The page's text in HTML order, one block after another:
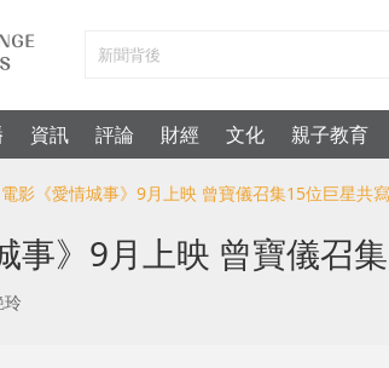
資訊 評論 財經 文化 親子教育
影《愛情城事》9月上映 曾寶儀召集15位巨星共
事》9月上映 曾寶儀召
玲